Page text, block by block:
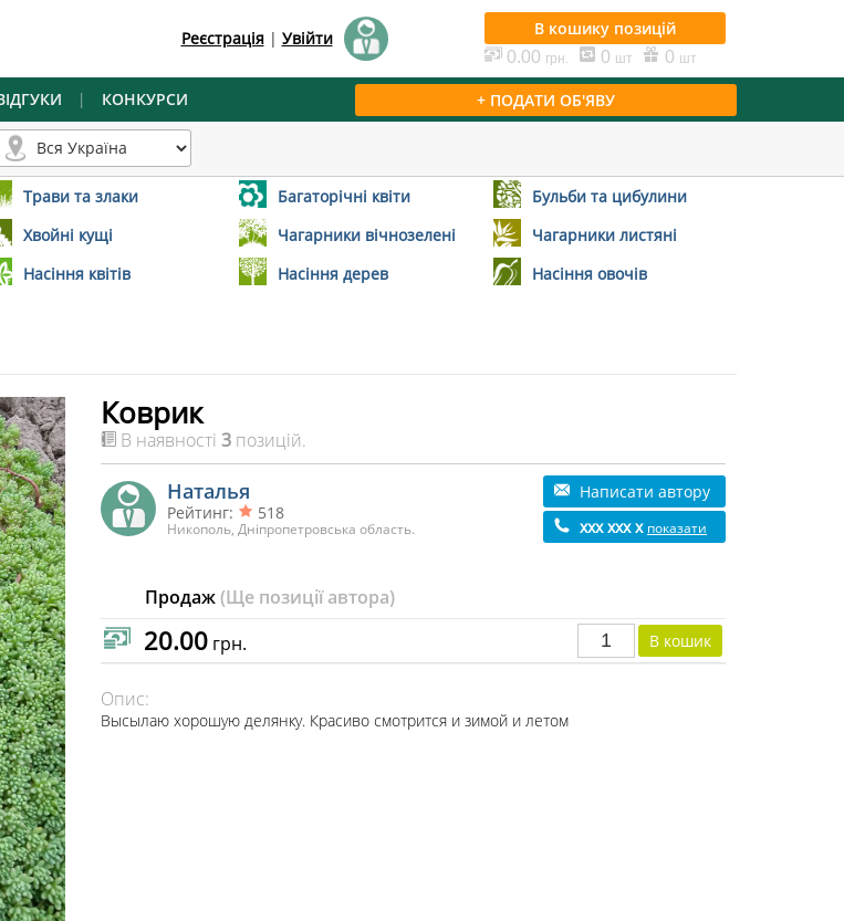
Реєстрація| Увійти В кошику позицій
0.00 грн. 0 шт 0 шт
| КОНКУРСИ + ПОДАТИ ОБ'ЯВУ
Трави та злаки Багаторічні квіти
Бульби та цибулини
Хвойні кущі Чагарники вічнозелені
Чагарники листяні
Насіння квітів Насіння дерев
Насіння овочів
Коврик
В наявності 3 позицій.
Наталья
Рейтинг: 518
Никополь, Дніпропетровська область.
Написати автору
xxx xxx x показати
Продаж(Ще позиції автора)
20.00 грн.
Опис:
Высылаю хорошую делянку. Красиво смотрится и зимой и летом